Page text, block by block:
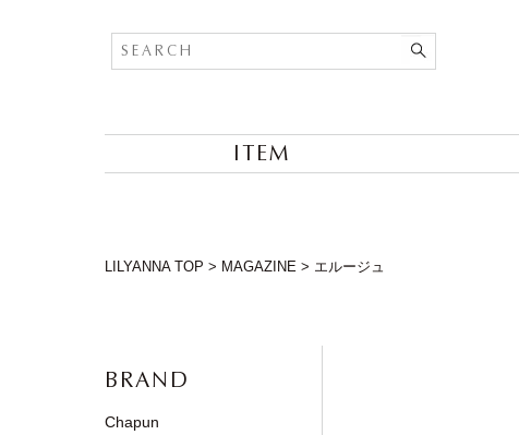
ITEM
LILYANNA TOP > MAGAZINE > エルージュ
BRAND
Chapun